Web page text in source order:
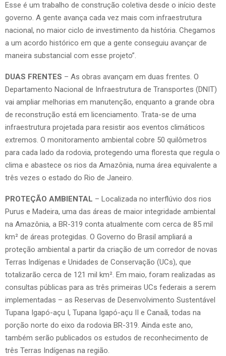
Esse é um trabalho de construção coletiva desde o início deste
governo. A gente avança cada vez mais com infraestrutura
nacional, no maior ciclo de investimento da história. Chegamos
a um acordo histórico em que a gente conseguiu avançar de
maneira substancial com esse projeto”.
DUAS FRENTES – As obras avançam em duas frentes. O
Departamento Nacional de Infraestrutura de Transportes (DNIT)
vai ampliar melhorias em manutenção, enquanto a grande obra
de reconstrução está em licenciamento. Trata-se de uma
infraestrutura projetada para resistir aos eventos climáticos
extremos. O monitoramento ambiental cobre 50 quilômetros
para cada lado da rodovia, protegendo uma floresta que regula o
clima e abastece os rios da Amazônia, numa área equivalente a
três vezes o estado do Rio de Janeiro.
PROTEÇÃO AMBIENTAL – Localizada no interflúvio dos rios
Purus e Madeira, uma das áreas de maior integridade ambiental
na Amazônia, a BR-319 conta atualmente com cerca de 85 mil
km² de áreas protegidas. O Governo do Brasil ampliará a
proteção ambiental a partir da criação de um corredor de novas
Terras Indígenas e Unidades de Conservação (UCs), que
totalizarão cerca de 121 mil km². Em maio, foram realizadas as
consultas públicas para as três primeiras UCs federais a serem
implementadas – as Reservas de Desenvolvimento Sustentável
Tupana Igapó-açu I, Tupana Igapó-açu II e Canaã, todas na
porção norte do eixo da rodovia BR-319. Ainda este ano,
também serão publicados os estudos de reconhecimento de
três Terras Indígenas na região.